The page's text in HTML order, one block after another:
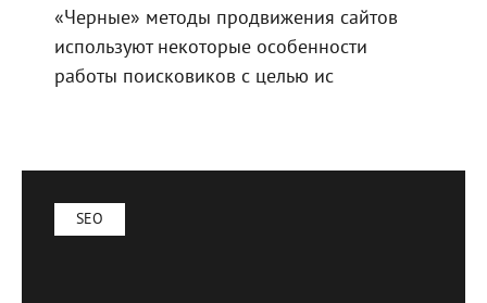
«Черные» методы продвижения сайтов
используют некоторые особенности
работы поисковиков с целью ис
SEO